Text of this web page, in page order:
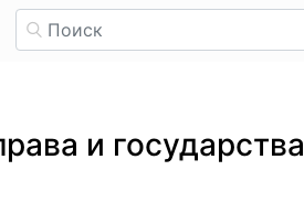
и государства